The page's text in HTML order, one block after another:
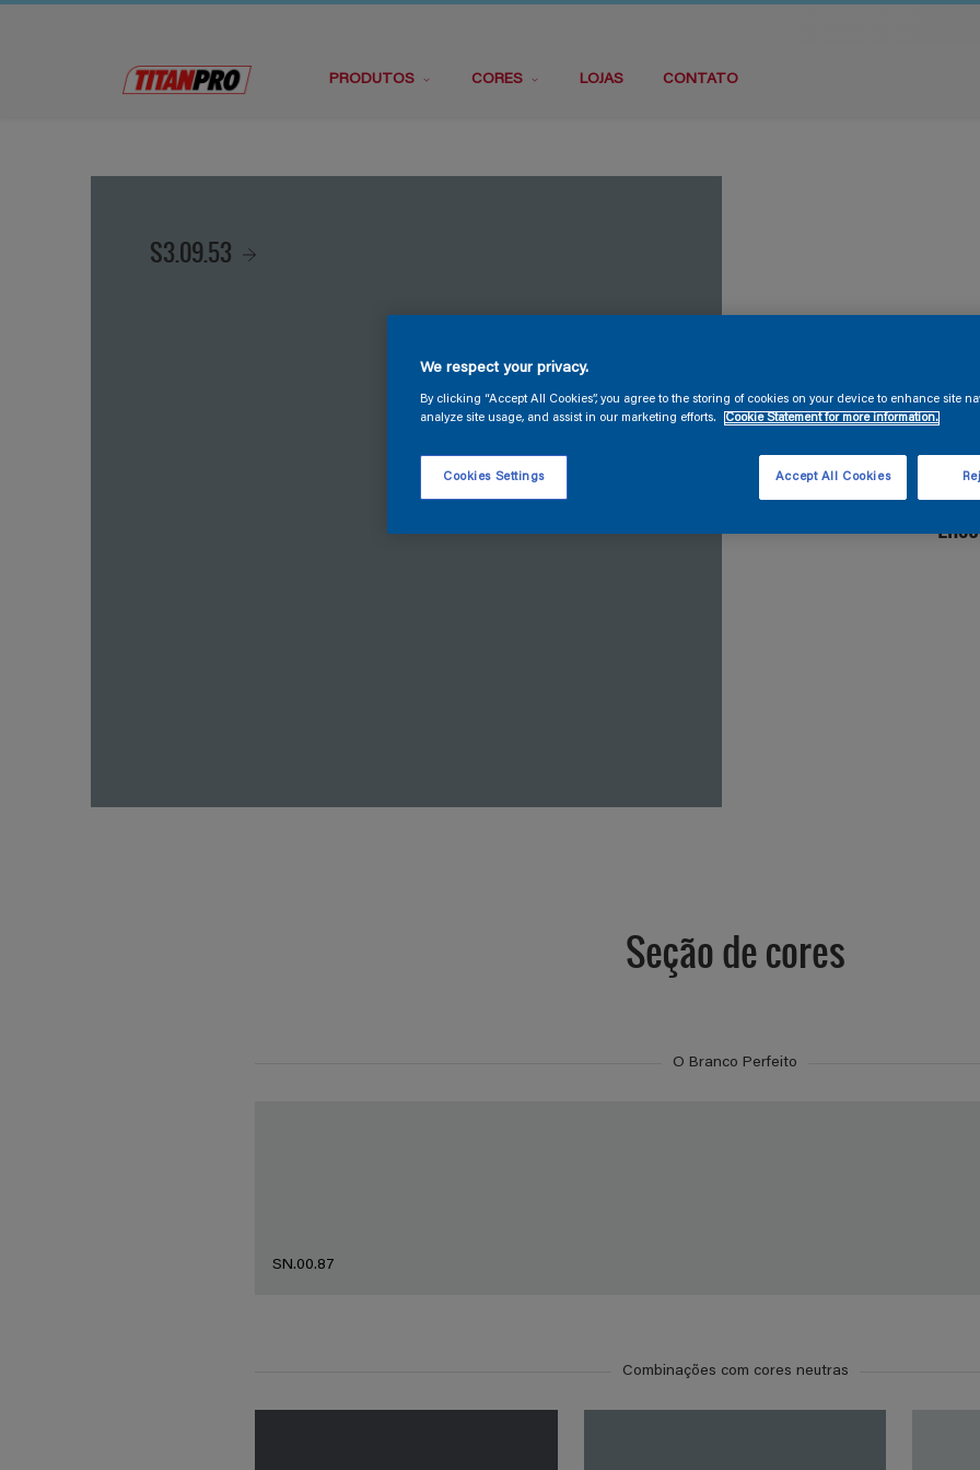
PRODUTOS CORES LOJAS CONTATO
S3.09.53
Seção de cores
O Branco Perfeito
SN.00.87
Combinações com cores neutras
We respect your privacy.
By clicking “Accept All Cookies”, you agree to the storing of cookies on your device to enhance site
analyze site usage, and assist in our marketing efforts.
Cookie Statement for more information.
Cookies Settings Accept All Cookies